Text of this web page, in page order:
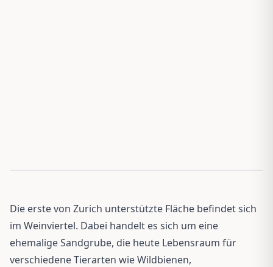
Die erste von Zurich unterstützte Fläche befindet sich
im Weinviertel. Dabei handelt es sich um eine
ehemalige Sandgrube, die heute Lebensraum für
verschiedene Tierarten wie Wildbienen,